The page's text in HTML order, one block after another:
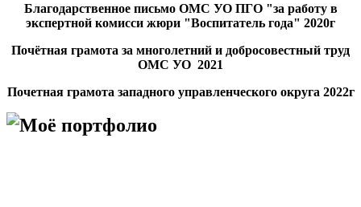
Благодарственное письмо ОМС УО ПГО "за работу в
экспертной комисси жюри "Воспитатель года" 2020г
Почётная грамота за многолетний и добросовестный труд
ОМС УО 2021
Почетная грамота западного управленческого округа 2022г
Моё портфолио